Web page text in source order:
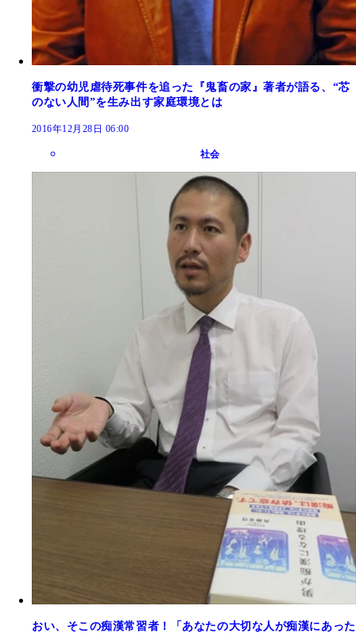
衝撃の幼児虐待死事件を追った『鬼畜の家』著者が語る、“芯
のない人間”を生み出す家庭環境とは
2016年12月28日 06:00
社会
おい、そこの痴漢常習者！「あなたの大切な人が痴漢にあった